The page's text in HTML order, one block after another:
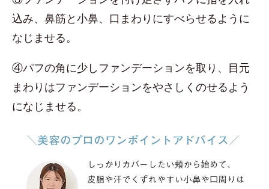
込み、鼻筋と小鼻、口まわりにすべらせるように
なじませる。
④パフの角に少しファンデーションを取り、目元
まわりはファンデーションをやさしくのせるよう
になじませる。